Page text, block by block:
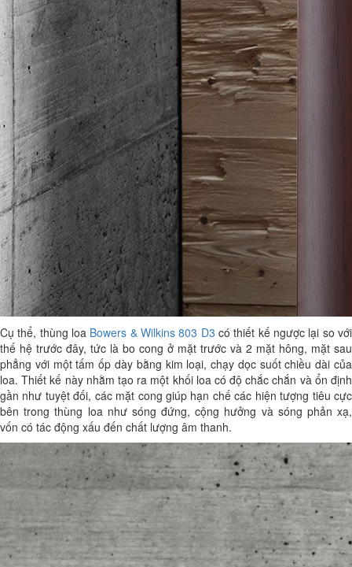
Cụ thể, thùng loa Bowers & Wilkins 803 D3 có thiết kế ngược lại so với
thế hệ trước đây, tức là bo cong ở mặt trước và 2 mặt hông, mặt sau
phẳng với một tấm ốp dày bằng kim loại, chạy dọc suốt chiều dài của
loa. Thiết kế này nhằm tạo ra một khối loa có độ chắc chắn và ổn định
gần như tuyệt đối, các mặt cong giúp hạn chế các hiện tượng tiêu cực
bên trong thùng loa như sóng đứng, cộng hưởng và sóng phản xạ,
vốn có tác động xấu đến chất lượng âm thanh.